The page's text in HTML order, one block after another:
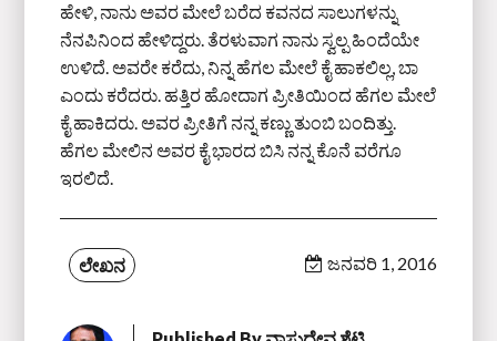
ಹೇಳಿ, ನಾನು ಅವರ ಮೇಲೆ ಬರೆದ ಕವನದ ಸಾಲುಗಳನ್ನು
ನೆನಪಿನಿಂದ ಹೇಳಿದ್ದರು. ತೆರಳುವಾಗ ನಾನು ಸ್ವಲ್ಪ ಹಿಂದೆಯೇ
ಉಳಿದೆ. ಅವರೇ ಕರೆದು, ನಿನ್ನ ಹೆಗಲ ಮೇಲೆ ಕೈ ಹಾಕಲಿಲ್ಲ, ಬಾ
ಎಂದು ಕರೆದರು. ಹತ್ತಿರ ಹೋದಾಗ ಪ್ರೀತಿಯಿಂದ ಹೆಗಲ ಮೇಲೆ
ಕೈ ಹಾಕಿದರು. ಅವರ ಪ್ರೀತಿಗೆ ನನ್ನ ಕಣ್ಣು ತುಂಬಿ ಬಂದಿತ್ತು.
ಹೆಗಲ ಮೇಲಿನ ಅವರ ಕೈ ಭಾರದ ಬಿಸಿ ನನ್ನ ಕೊನೆ ವರೆಗೂ
ಇರಲಿದೆ.
ಲೇಖನ ಜನವರಿ 1, 2016